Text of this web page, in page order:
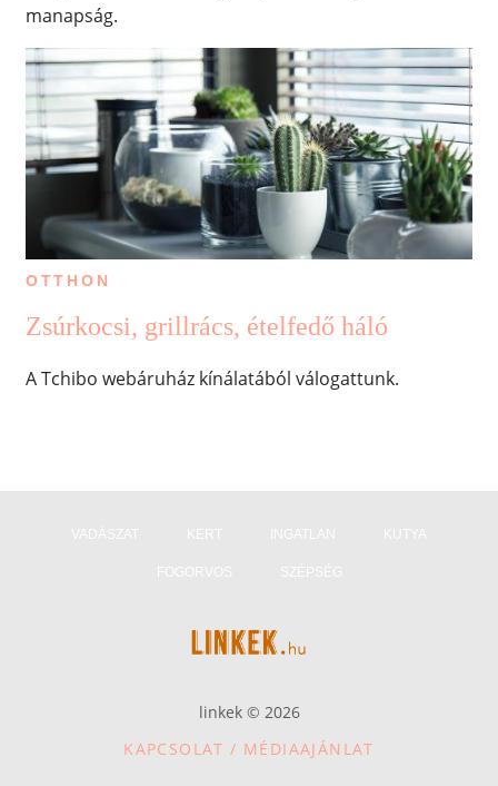
manapság.
OTTHON
Zsúrkocsi, grillrács, ételfedő háló
A Tchibo webáruház kínálatából válogattunk.
linkek © 2026
KAPCSOLAT / MÉDIAAJÁNLAT